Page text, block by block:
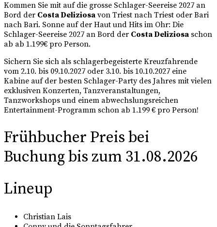
Kommen Sie mit auf die grosse Schlager-Seereise 2027 an
Bord der Costa Deliziosa von Triest nach Triest oder Bari
nach Bari. Sonne auf der Haut und Hits im Ohr: Die
Schlager-Seereise 2027 an Bord der Costa Deliziosa schon
ab ab 1.199€ pro Person.
Sichern Sie sich als schlagerbegeisterte Kreuzfahrende
vom 2.10. bis 09.10.2027 oder 3.10. bis 10.10.2027 eine
Kabine auf der besten Schlager-Party des Jahres mit vielen
exklusiven Konzerten, Tanzveranstaltungen,
Tanzworkshops und einem abwechslungsreichen
Entertainment-Programm schon ab 1.199 € pro Person!
Frühbucher Preis bei
Buchung bis zum 31.08.2026
Lineup
Christian Lais